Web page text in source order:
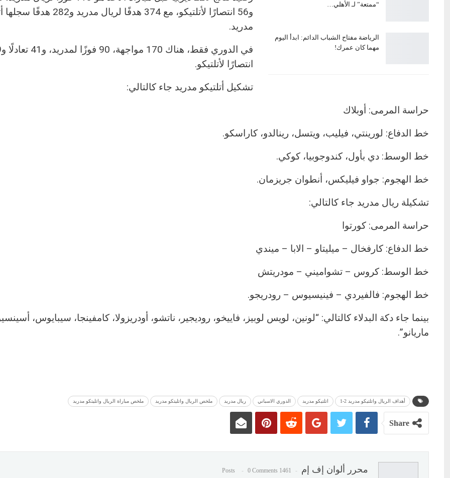
“ممتعة” لـ الأهلي…
الرياضة مفتاح الشباب الدائم: ابدأ اليوم
مهما كان عمرك!
و56 انتصارًا لأتلتيكو، مع 374 هدفًا لريال مدريد
مدريد.
في
انتصارًا لأتلتيكو.
تشكيل أتلتيكو مدريد جاء كالتالي:
حراسة المرمى: أوبلاك
خط الدفاع: لورينتي، فيليب، ويتسل، رينالدو، كاراسكو.
خط الوسط: دي بأول، كندوجوبيا، كوكي.
خط الهجوم: جواو فيليكس، أنطوان جريزمان.
تشكيلة ريال مدريد جاء كالتالي:
حراسة المرمى: كورتوا
خط الدفاع: كارفخال – ميليتاو – الابا – ميندي
خط الوسط: كروس – تشواميني – مودريتش
خط الهجوم: فالفيردي – فينيسيوس – رودريجو.
بينما جاء دكة البدلاء كالتالي: “لونين، لويس لوبيز، فاييخو، روديجير، ناتشو، أودريزولا، كامفينجا، سيبايوس،
ماريانو”.
أهداف الريال واتلتيكو مدريد 2-1 اتلتيكو مدريد الدوري الاسباني ريال مدريد ملخص الريال واتليتكو مدريد ملخص مباراة الريال واتليتكو مدريد
Share
محرر ألوان إف إم 1461 Posts
0 Comments